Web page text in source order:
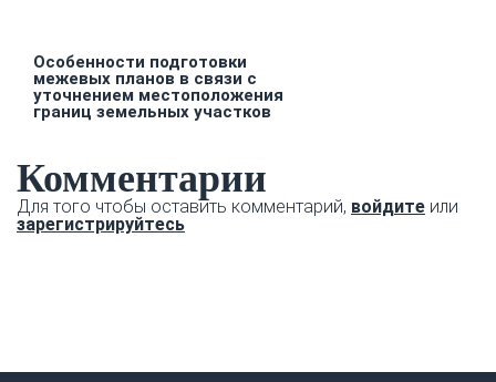
Особенности подготовки
межевых планов в связи с
уточнением местоположения
границ земельных участков
Комментарии
Для того чтобы оставить комментарий, войдите или
зарегистрируйтесь